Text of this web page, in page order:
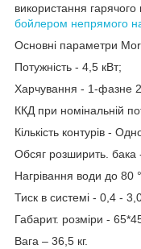
використання
бойлером непрямого
Основні параметри
Потужність - 4,5 кВт;
Харчування - 1-фазне
ККД при номінальній
Кількість контурів -
Обсяг розширить. бака
Нагрівання води до 80
Тиск в системі - 0,4 -
Габарит. розміри -
Вага – 36,5 кг.